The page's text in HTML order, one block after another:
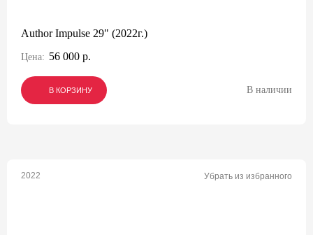
Author Impulse 29" (2022г.)
Цена: 56 000 р.
В КОРЗИНУ
В КОРЗИНУ
В КОРЗИНУ В наличии
2022 Убрать из избранного